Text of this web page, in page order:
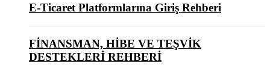
E-Ticaret Platformlarına Giriş Rehberi
FİNANSMAN, HİBE VE TEŞVİK
DESTEKLERİ REHBERİ